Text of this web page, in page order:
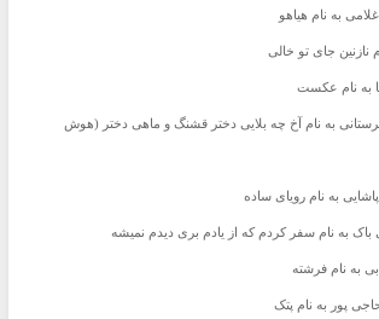
به نام هیاهو
نازنین جای تو خالی
به نام عکست
به نام آخ چه بلایی دختر قشنگ و ماهی دختر (هوش
به نام رویای ساده
باک به نام سفر کردم که از یادم بری دیدم نمیشه
به نام فرشته
پور به نام پتک